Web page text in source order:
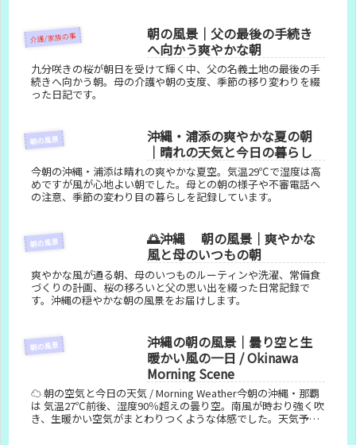
介護/家族の事
朝の風景｜父の最後の手続き
へ向かう爽やかな朝
九分咲きの桜が朝日を受けて輝く中、父の名義土地の最後の手
続きへ向かう朝。母の介護や朝の支度、季節の移り変わりを綴
った日記です。
朝の風景
沖縄・浦添の爽やかな夏の朝
｜晴れの天気と今日の暮らし
今朝の沖縄・浦添は晴れの爽やかな夏空。気温29℃で湿度は高
めですが風が心地よい朝でした。母との朝の様子や不審電話へ
の注意、季節の変わり目の暮らしを記録しています。
朝の風景
🌅沖縄 朝の風景｜爽やかな
風と母のいつもの朝
爽やかな風が通る朝、母のいつものルーティンや洗濯、常備食
づくりの計画、桜の移ろいと父の思い出を綴った日常記録で
す。沖縄の穏やかな朝の風景をお届けします。
朝の風景
沖縄の朝の風景｜曇り空と生
暖かい風の一日 / Okinawa
Morning Scene
☁️ 朝の空気と今日の天気 / Morning Weather今朝の沖縄・那覇
は 気温27℃前後、湿度90％超えの曇り空。南風が時おり強く吹
き、生暖かい空気がまとわりつくような体感でした。天気予報